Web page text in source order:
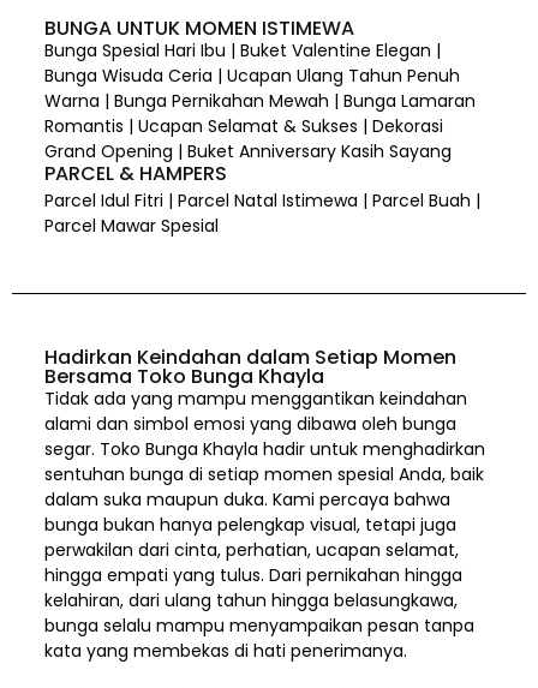
BUNGA UNTUK MOMEN ISTIMEWA
Bunga Spesial Hari Ibu | Buket Valentine Elegan |
Bunga Wisuda Ceria | Ucapan Ulang Tahun Penuh
Warna | Bunga Pernikahan Mewah | Bunga Lamaran
Romantis | Ucapan Selamat & Sukses | Dekorasi
Grand Opening | Buket Anniversary Kasih Sayang
PARCEL & HAMPERS
Parcel Idul Fitri | Parcel Natal Istimewa | Parcel Buah |
Parcel Mawar Spesial
Hadirkan Keindahan dalam Setiap Momen
Bersama Toko Bunga Khayla
Tidak ada yang mampu menggantikan keindahan
alami dan simbol emosi yang dibawa oleh bunga
segar. Toko Bunga Khayla hadir untuk menghadirkan
sentuhan bunga di setiap momen spesial Anda, baik
dalam suka maupun duka. Kami percaya bahwa
bunga bukan hanya pelengkap visual, tetapi juga
perwakilan dari cinta, perhatian, ucapan selamat,
hingga empati yang tulus. Dari pernikahan hingga
kelahiran, dari ulang tahun hingga belasungkawa,
bunga selalu mampu menyampaikan pesan tanpa
kata yang membekas di hati penerimanya.